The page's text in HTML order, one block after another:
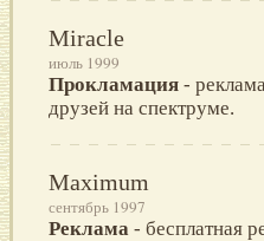
Miracle
июль 1999
Прокламация -
друзей на спектруме.
Maximum
сентябрь 1997
Реклама - бесплатная